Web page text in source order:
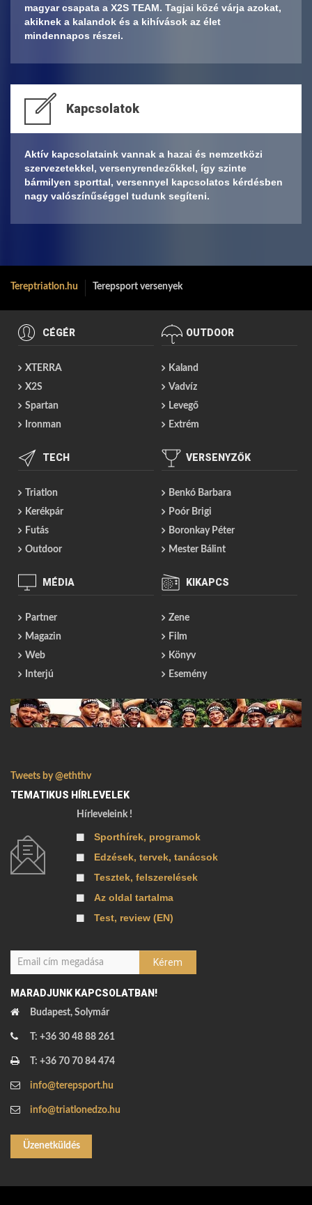
magyar csapata a X2S TEAM. Tagjai közé várja azokat,
akiknek a kalandok és a kihívások az élet
mindennapos részei.
Kapcsolatok
Aktív kapcsolataink vannak a hazai és nemzetközi
szervezetekkel, versenyrendezőkkel, így szinte
bármilyen sporttal, versennyel kapcsolatos kérdésben
nagy valószínűséggel tudunk segíteni.
Tereptriatlon.hu Terepsport versenyek
CÉGÉR
XTERRA
X2S
Spartan
Ironman
OUTDOOR
Kaland
Vadvíz
Levegő
Extrém
TECH
Triatlon
Kerékpár
Futás
Outdoor
VERSENYZŐK
Benkó Barbara
Poór Brigi
Boronkay Péter
Mester Bálint
MÉDIA
Partner
Magazin
Web
Interjú
KIKAPCS
Zene
Film
Könyv
Esemény
Tweets by @eththv
TEMATIKUS HÍRLEVELEK
Hírleveleink !
Sporthírek, programok
Edzések, tervek, tanácsok
Tesztek, felszerelések
Az oldal tartalma
Test, review (EN)
MARADJUNK KAPCSOLATBAN!
Budapest, Solymár
T: +36 30 48 88 261
T: +36 70 70 84 474
info@terepsport.hu
info@triatlonedzo.hu
Üzenetküldés